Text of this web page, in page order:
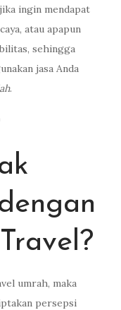
ingin mendapat
atau apapun
sehingga
jasa Anda
.
umrah, maka
persepsi